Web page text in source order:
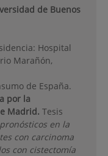
de Buenos
Hospital
Marañón,
de España.
por la
Madrid. Tesis
en la
con carcinoma
con cistectomía